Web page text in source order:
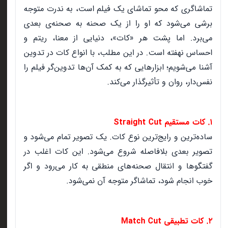
تماشاگری که محو تماشای یک فیلم است، به ندرت متوجه
برشی می‌شود که او را از یک صحنه به صحنه‌ی بعدی
می‌برد. اما پشت هر «کات»، دنیایی از معنا، ریتم و
احساس نهفته است. در این مطلب، با انواع کات در تدوین
آشنا می‌شویم؛ ابزارهایی که به کمک آن‌ها تدوین‌گر فیلم را
نفس‌دار، روان و تأثیرگذار می‌کند.
۱. کات مستقیم Straight Cut
ساده‌ترین و رایج‌ترین نوع کات. یک تصویر تمام می‌شود و
تصویر بعدی بلافاصله شروع می‌شود. این کات اغلب در
گفتگوها و انتقال صحنه‌های منطقی به کار می‌رود و اگر
خوب انجام شود، تماشاگر متوجه آن نمی‌شود.
۲. کات تطبیقی Match Cut